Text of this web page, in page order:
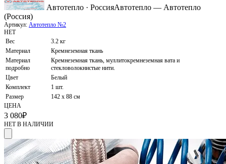
Автотепло · РоссияАвтотепло — Автотепло
(Россия)
Артикул: Автотепло №2
НЕТ
Вес
3.2 кг
Материал
Кремнеземная ткань
Материал
подробно
Кремнеземная ткань, муллитокремнеземная вата и
стекловолокнистые нити.
Цвет
Белый
Комплект
1 шт.
Размер
142 х 88 см
ЦЕНА
3 080₽
НЕТ В НАЛИЧИИ